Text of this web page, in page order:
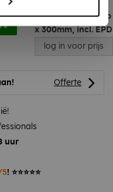
EPDM stadsuitloop
x 300mm, incl.
log in voor prijs
Offerte
uur
5! ⭐⭐⭐⭐⭐